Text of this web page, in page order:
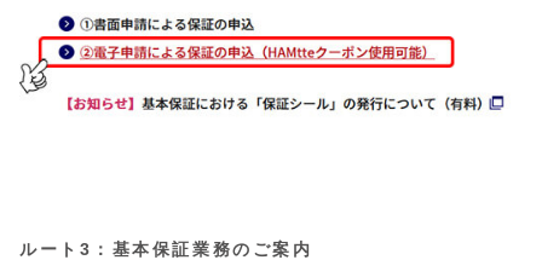
ルート3：基本保証業務のご案内